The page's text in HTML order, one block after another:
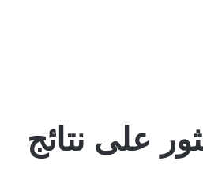
على نتائج